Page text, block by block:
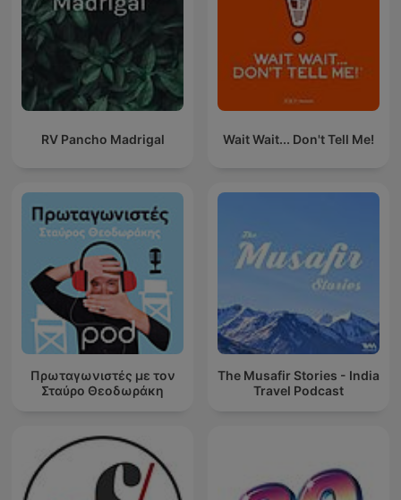
RV Pancho Madrigal Wait Wait... Don't Tell Me!
Πρωταγωνιστές με τον
Σταύρο Θεοδωράκη
The Musafir Stories - India
Travel Podcast